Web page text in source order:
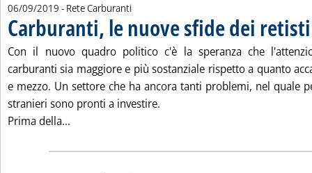
06/09/2019 - Rete Carburanti
Carburanti, le nuove sfide dei retisti
Con il nuovo quadro politico c'è la speranza che
carburanti sia maggiore e più sostanziale rispetto a quanto
e mezzo. Un settore che ha ancora tanti problemi, nel quale
stranieri sono pronti a investire.
Prima della...